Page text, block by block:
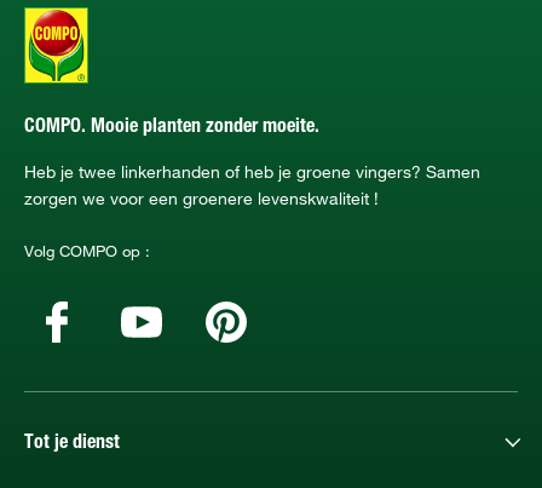
COMPO. Mooie planten zonder moeite.
Heb je twee linkerhanden of heb je groene vingers? Samen
zorgen we voor een groenere levenskwaliteit !
Volg COMPO op :
Tot je dienst